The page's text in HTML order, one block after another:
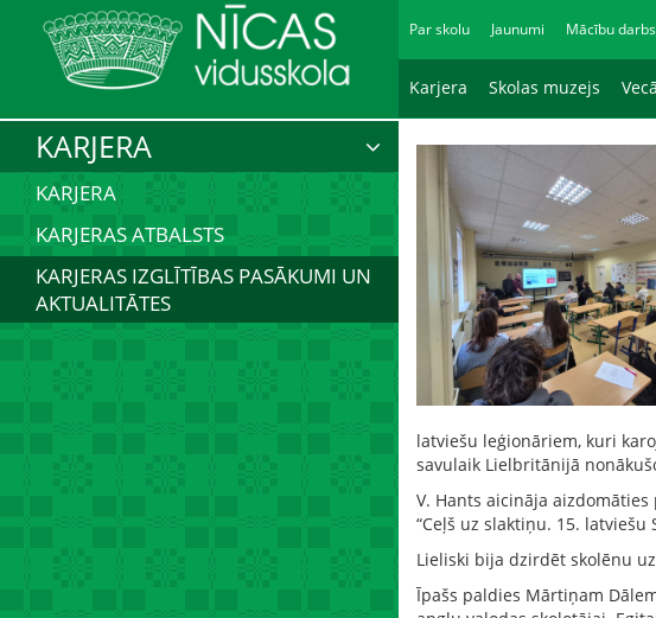
Par skolu Jaunumi Mācību darbs
Karjera Skolas muzejs
KARJERA
KARJERA
KARJERAS ATBALSTS
KARJERAS IZGLĪTĪBAS PASĀKUMI UN
AKTUALITĀTES
latviešu leģionāriem, kuri
savulaik Lielbritānijā
V. Hants aicināja
“Ceļš uz slaktiņu. 15. latviešu
Lieliski bija dzirdēt skolēnu
Īpašs paldies Mārtiņam